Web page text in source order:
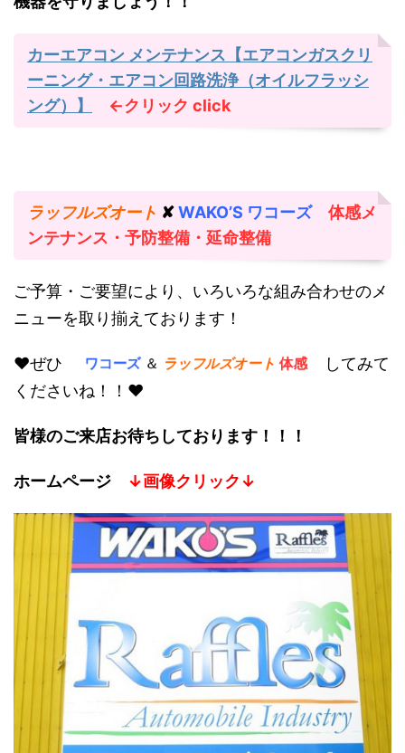
カーエアコン メンテナンス【エアコンガスクリ
ーニング・エアコン回路洗浄（オイルフラッシ
ング）】
←クリック click
ラッフルズオート ✘WAKO’S ワコーズ 体感メ
ンテナンス・予防整備・延命整備
ご予算・ご要望により、いろいろな組み合わせのメ
ニューを取り揃えております！
♥ぜひ ワコーズ＆ ラッフルズオート 体感
してみて
くださいね！！♥
皆様のご来店お待ちしております！！！
ホームページ ↓画像クリック↓